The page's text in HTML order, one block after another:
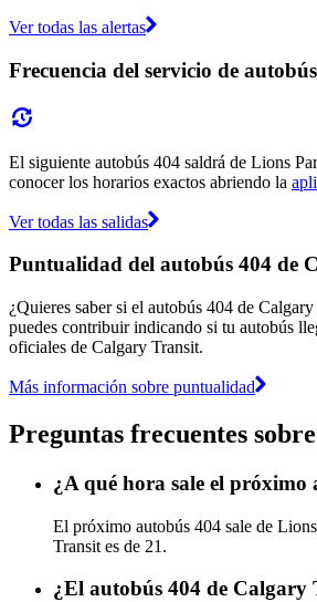
Ver todas las alertas
Frecuencia del servicio de
El siguiente autobús 404 saldrá de Lions
conocer los horarios exactos abriendo la
Ver todas las salidas
Puntualidad del autobús 404 de
¿Quieres saber si el autobús 404 de
puedes contribuir indicando si tu autobús
oficiales de Calgary Transit.
Más información sobre puntualidad
Preguntas frecuentes
¿A qué hora sale el
El próximo autobús 404 sale de
Transit es de 21.
¿El autobús 404 de